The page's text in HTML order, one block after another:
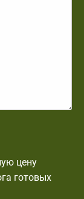
цену
готовых